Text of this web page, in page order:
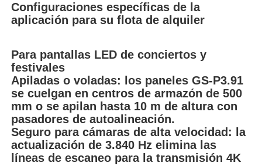
Configuraciones específicas de la
aplicación para su flota de alquiler
Para pantallas LED de conciertos y
festivales
Apiladas o voladas: los paneles GS-P3.91
se cuelgan en centros de armazón de 500
mm o se apilan hasta 10 m de altura con
pasadores de autoalineación.
Seguro para cámaras de alta velocidad: la
actualización de 3.840 Hz elimina las
líneas de escaneo para la transmisión 4K